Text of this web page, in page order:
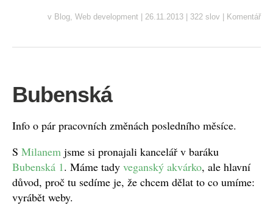
v Blog, Web development 26.11.2013 322 slov Komentář
Bubenská
Info o pár pracovních změnách posledního měsíce.
S Milanem jsme si pronajali kancelář v baráku
Bubenská 1. Máme tady veganský akvárko, ale hlavní
důvod, proč tu sedíme je, že chcem dělat to co umíme:
vyrábět weby.